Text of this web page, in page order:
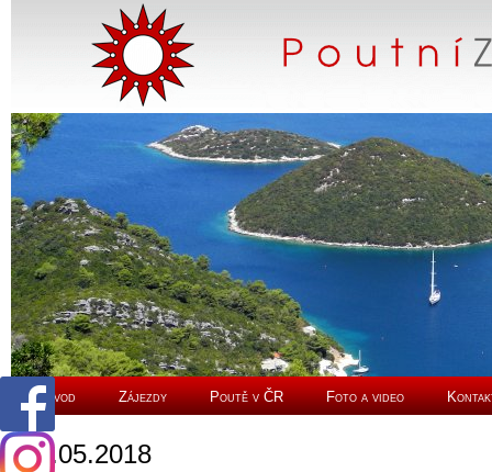
Úvod Zájezdy Poutě v ČR Foto a video
13.05.2018